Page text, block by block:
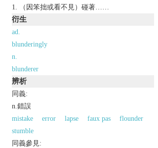
（因笨拙或看不見）碰著……
衍生
ad.
blunderingly
n.
blunderer
辨析
同義:
n.錯誤
mistake
error lapse faux pas
flounder
stumble
同義參見: